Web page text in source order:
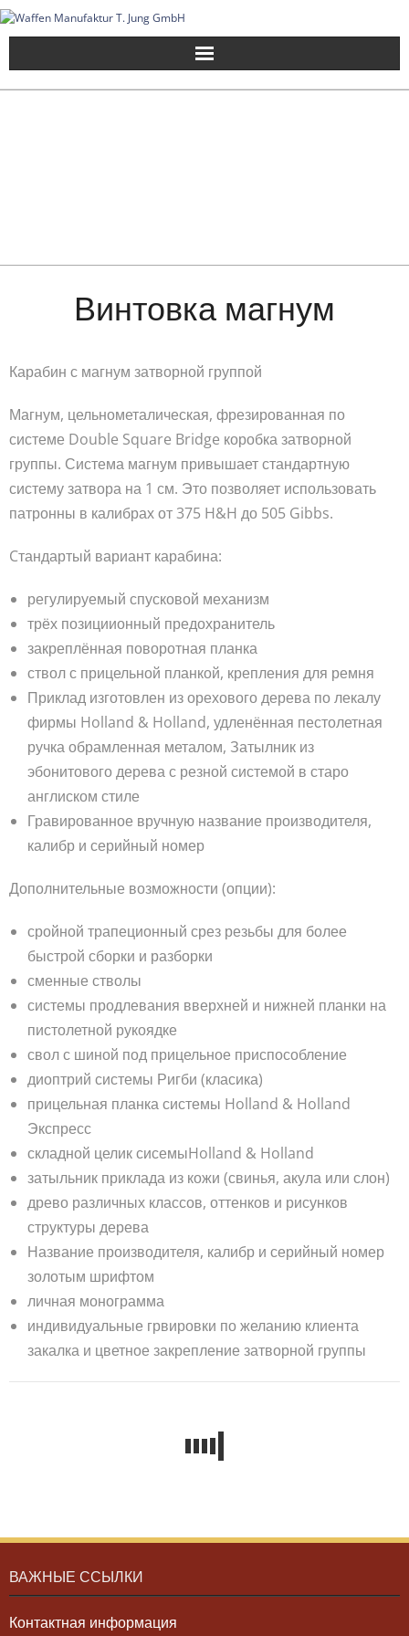
Skip
Винтовка магнум
Карабин с магнум затворной группой
Магнум, цельнометалическая, фрезированная по
системе Double Square Bridge коробка затворной
группы. Система магнум привышает стандартную
систему затвора на 1 см. Это позволяет использовать
патронны в калибрах от 375 H&H до 505 Gibbs.
Cтандартый вариант карабина:
регулируемый спусковой механизм
трёх позициионный предохранитель
закреплённая поворотная планка
ствол с прицельной планкой, крепления для ремня
Приклад изготовлен из орехового дерева по лекалу
фирмы Holland & Holland, удленённая пестолетная
ручка обрамленная металом, Затылник из
эбонитового дерева с резной системой в старо
англиском стиле
Гравированное вручную название производителя,
калибр и серийный номер
Дополнительные возможности (опции):
сройной трапеционный срез резьбы для более
быстрой сборки и разборки
сменные стволы
системы продлевания вверхней и нижней планки на
пистолетной рукоядке
свол с шиной под прицельное приспособление
диоптрий системы Ригби (класика)
прицельная планка системы Holland & Holland
Экспресс
складной целик сисемыHolland & Holland
затыльник приклада из кожи (свинья, акула или слон)
древо различных классов, оттенков и рисунков
структуры дерева
Название производителя, калибр и серийный номер
золотым шрифтом
личная монограмма
индивидуальные грвировки по желанию клиента
закалка и цветное закрепление затворной группы
ВАЖНЫЕ ССЫЛКИ
Контактная информация